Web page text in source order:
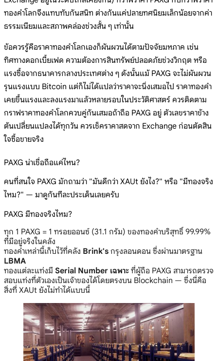
ทองคำโลกจึงแทบทับกันสนิท ต่างกันแค่ปลายทศนิยมเล็กน้อยจากค่า
ธรรมเนียมและสภาพคล่องช่วงสั้น ๆ เท่านั้น
ข้อควรรู้คือราคาทองคำโลกเองก็ผันผวนได้ตามปัจจัยมหภาค เช่น
ทิศทางดอกเบี้ยเฟด ความต้องการสินทรัพย์ปลอดภัยช่วงวิกฤต หรือ
แรงซื้อจากธนาคารกลางประเทศต่าง ๆ ดังนั้นแม้ PAXG จะไม่ผันผวน
รุนแรงแบบ Bitcoin แต่ก็ไม่ได้แปลว่าราคาจะนิ่งเสมอไป ราคาทองคำ
เคยขึ้นแรงและลงแรงมาแล้วหลายรอบในประวัติศาสตร์ ควรติดตาม
กราฟราคาทองคำโลกควบคู่กันเสมอถ้าถือ PAXG อยู่ ตัวเลขราคาข้าง
ต้นเปลี่ยนแปลงได้ทุกวัน ควรเช็คราคาสดจาก Exchange ก่อนตัดสิน
ใจซื้อขายจริง
PAXG น่าเชื่อถือแค่ไหน?
คนที่สนใจ PAXG มักถามว่า "มันดีกว่า XAUt ยังไง?" หรือ "มีทองจริง
ไหม?" — มาดูกันทีละประเด็นเลยครับ
PAXG มีทองจริงไหม?
ทุก 1 PAXG = 1 ทรอยออนซ์ (31.1 กรัม) ของทองคำบริสุทธิ์ 99.99%
ที่มีอยู่จริงในคลัง
ทองคำเหล่านี้เก็บไว้ที่คลัง Brink's กรุงลอนดอน ซึ่งผ่านมาตรฐาน
LBMA
ทองแต่ละแท่งมี Serial Number เฉพาะ ที่ผู้ถือ PAXG สามารถตรวจ
สอบแท่งที่ตัวเองเป็นเจ้าของได้โดยตรงบน Blockchain — ซึ่งนี่คือ
สิ่งที่ XAUt ยังไม่ทำได้แบบนี้